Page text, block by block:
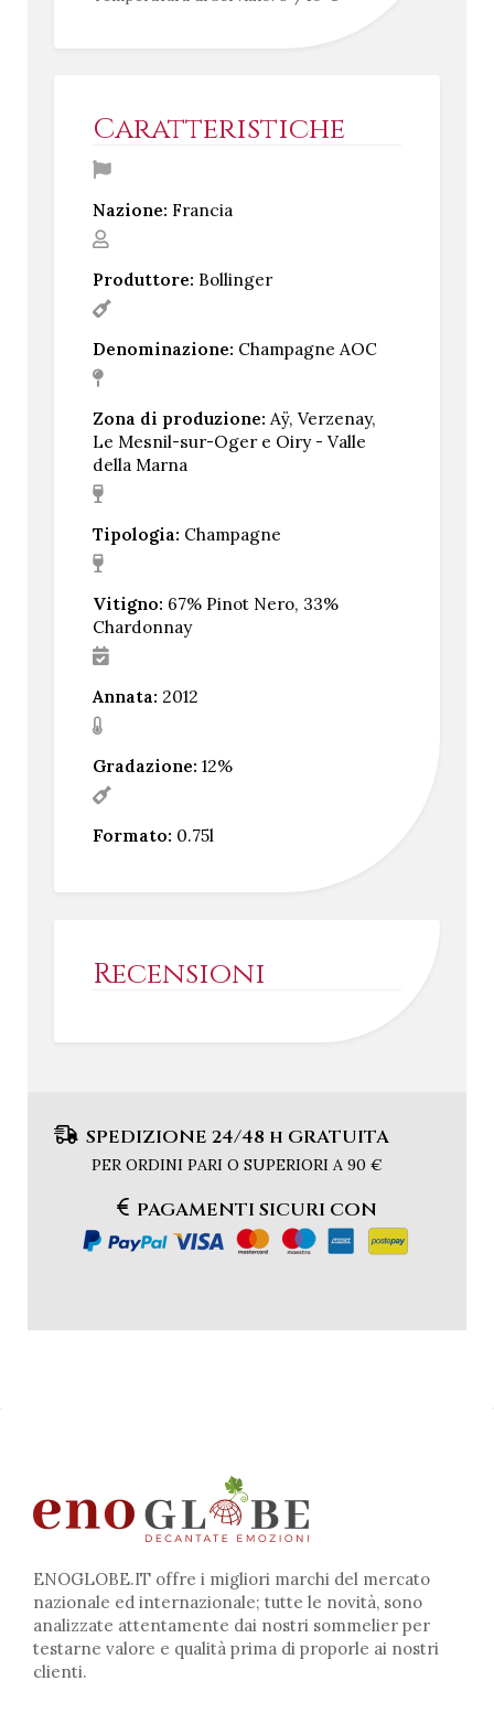
Caratteristiche
Nazione: Francia
Produttore: Bollinger
Denominazione: Champagne AOC
Zona di produzione: Aÿ, Verzenay,
Le Mesnil-sur-Oger e Oiry - Valle
della Marna
Tipologia: Champagne
Vitigno: 67% Pinot Nero, 33%
Chardonnay
Annata: 2012
Gradazione: 12%
Formato: 0.75l
Recensioni
SPEDIZIONE 24/48 h GRATUITA
PER ORDINI PARI O SUPERIORI A 90 €
PAGAMENTI SICURI CON
ENOGLOBE.IT offre i migliori marchi del mercato
nazionale ed internazionale; tutte le novità, sono
analizzate attentamente dai nostri sommelier per
testarne valore e qualità prima di proporle ai nostri
clienti.